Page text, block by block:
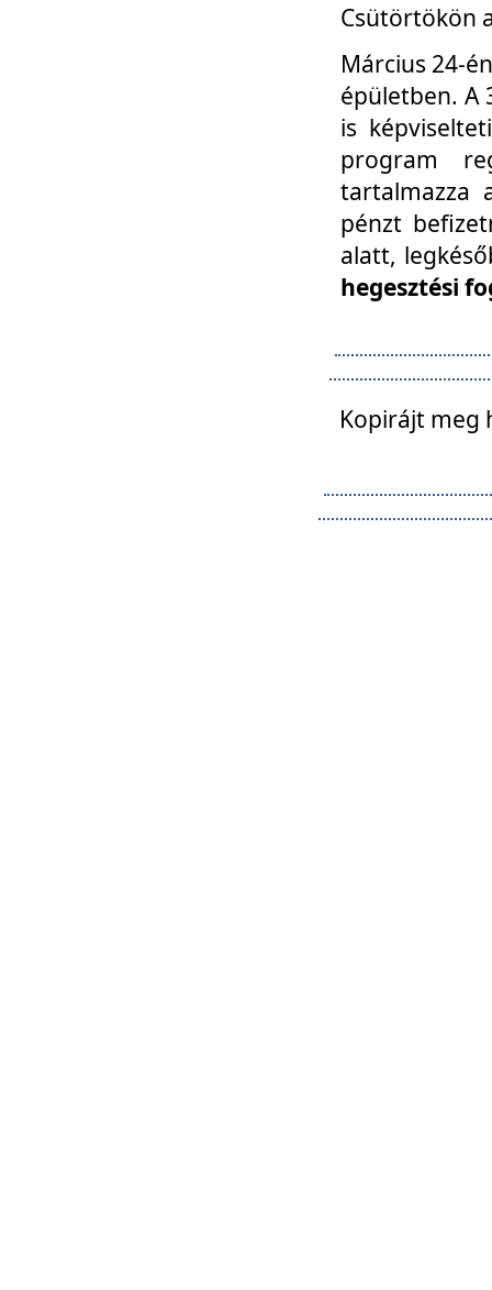
Csütörtökön
Március 24-
épületben. A
is
program
tartalmazza
pénzt
alatt,
hegesztési
Kopirájt meg